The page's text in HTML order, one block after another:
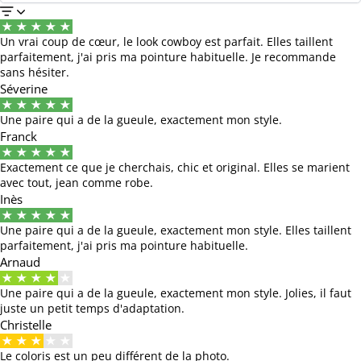
Un vrai coup de cœur, le look cowboy est parfait. Elles taillent
parfaitement, j'ai pris ma pointure habituelle. Je recommande
sans hésiter.
Séverine
Une paire qui a de la gueule, exactement mon style.
Franck
Exactement ce que je cherchais, chic et original. Elles se marient
avec tout, jean comme robe.
Inès
Une paire qui a de la gueule, exactement mon style. Elles taillent
parfaitement, j'ai pris ma pointure habituelle.
Arnaud
Une paire qui a de la gueule, exactement mon style. Jolies, il faut
juste un petit temps d'adaptation.
Christelle
Le coloris est un peu différent de la photo.